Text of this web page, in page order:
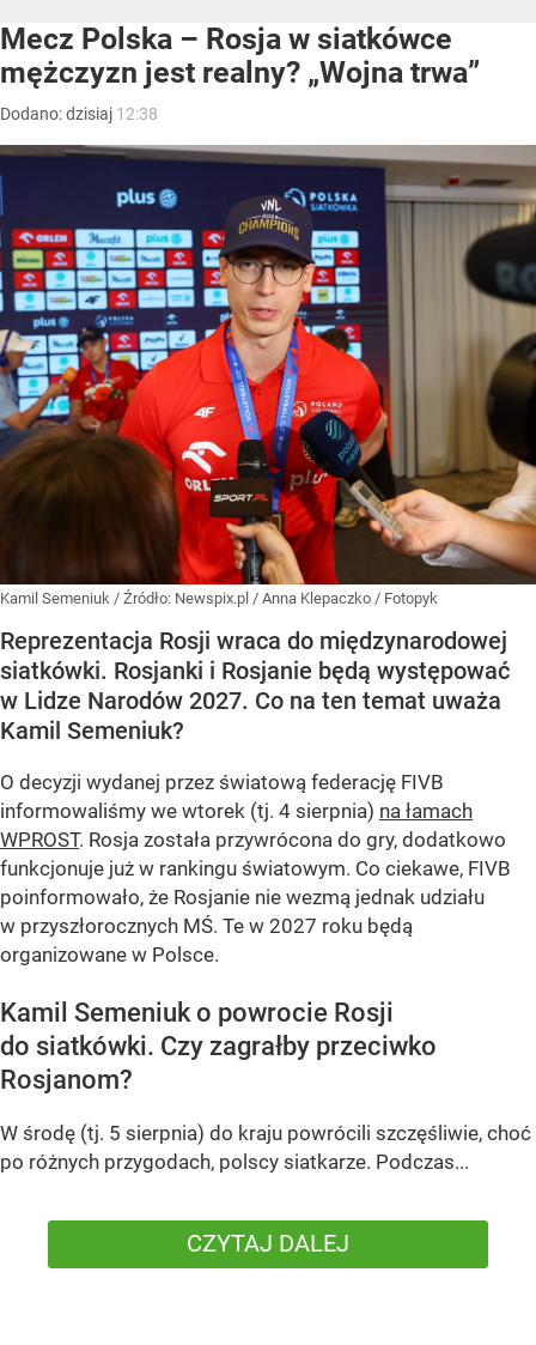
Mecz Polska – Rosja w siatkówce
mężczyzn jest realny? „Wojna trwa”
Dodano:dzisiaj 12:38
Kamil Semeniuk / Źródło: Newspix.pl / Anna Klepaczko / Fotopyk
Reprezentacja Rosji wraca do międzynarodowej
siatkówki. Rosjanki i Rosjanie będą występować
w Lidze Narodów 2027. Co na ten temat uważa
Kamil Semeniuk?
O decyzji wydanej przez światową federację FIVB
informowaliśmy we wtorek (tj. 4 sierpnia) na łamach
WPROST. Rosja została przywrócona do gry, dodatkowo
funkcjonuje już w rankingu światowym. Co ciekawe, FIVB
poinformowało, że Rosjanie nie wezmą jednak udziału
w przyszłorocznych MŚ. Te w 2027 roku będą
organizowane w Polsce.
Kamil Semeniuk o powrocie Rosji
do siatkówki. Czy zagrałby przeciwko
Rosjanom?
W środę (tj. 5 sierpnia) do kraju powrócili szczęśliwie, choć
po różnych przygodach, polscy siatkarze. Podczas...
CZYTAJ DALEJ